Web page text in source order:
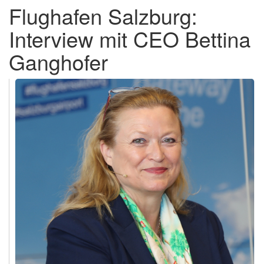
Flughafen Salzburg:
Interview mit CEO Bettina
Ganghofer